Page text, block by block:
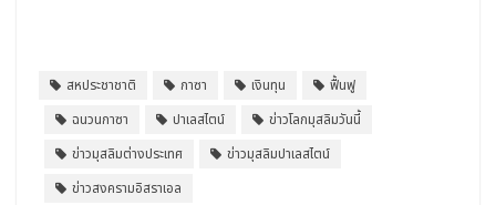
สหประชาชาติ กาซา เงินทุน
ฟื้นฟู
ฉนวนกาซา
ปาเลสไตน์
ข่าวโลกมุสลิมวันนี้
ข่าวมุสลิมต่างประเทศ
ข่าวมุสลิมปาเลสไตน์
ข่าวสงครามอิสราเอล